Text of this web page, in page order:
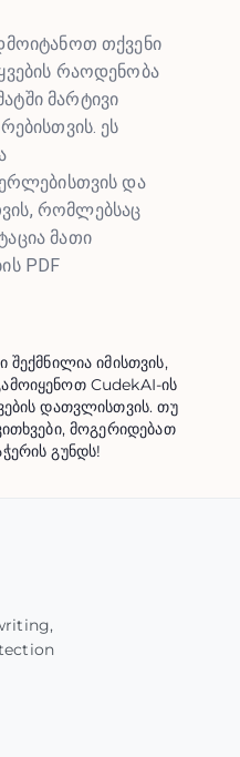
თქვენი
რაოდენობა
მარტივი
ეს
და
რომლებსაც
მათი
PDF
შექმნილია იმისთვის,
CudekAI-ის
დათვლისთვის. თუ
მოგერიდებათ
გუნდს!